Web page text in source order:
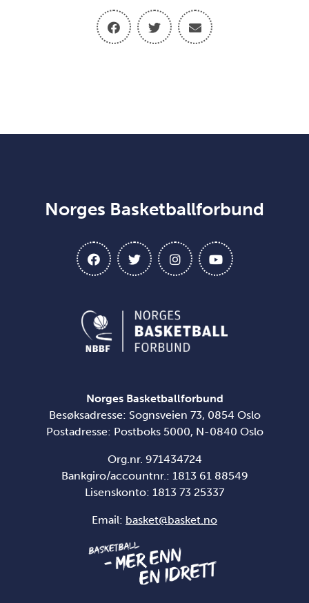
Norges Basketballforbund
Norges Basketballforbund
Besøksadresse: Sognsveien 73, 0854 Oslo
Postadresse: Postboks 5000, N-0840 Oslo
Org.nr. 971434724
Bankgiro/accountnr.: 1813 61 88549
Lisenskonto: 1813 73 25337
Email: basket@basket.no